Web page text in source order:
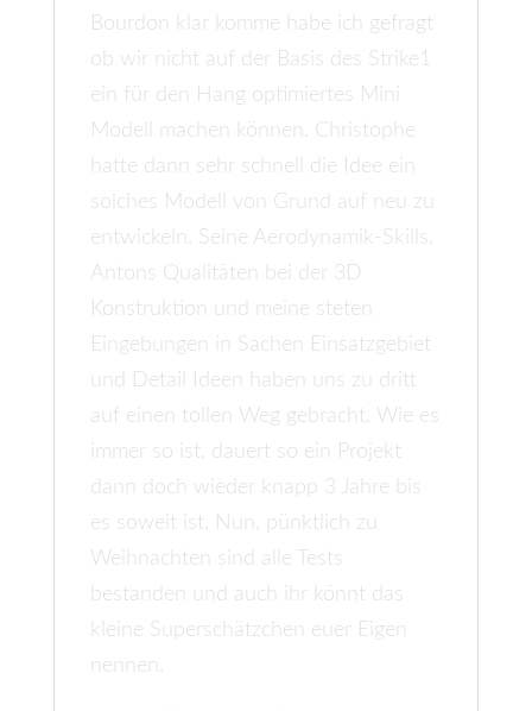
Bourdon klar komme habe ich gefragt
ob wir nicht auf der Basis des Strike1
ein für den Hang optimiertes Mini
Modell machen können. Christophe
hatte dann sehr schnell die Idee ein
solches Modell von Grund auf neu zu
entwickeln. Seine Aerodynamik-Skills,
Antons Qualitäten bei der 3D
Konstruktion und meine steten
Eingebungen in Sachen Einsatzgebiet
und Detail Ideen haben uns zu dritt
auf einen tollen Weg gebracht. Wie es
immer so ist, dauert so ein Projekt
dann doch wieder knapp 3 Jahre bis
es soweit ist. Nun, pünktlich zu
Weihnachten sind alle Tests
bestanden und auch ihr könnt das
kleine Superschätzchen euer Eigen
nennen.